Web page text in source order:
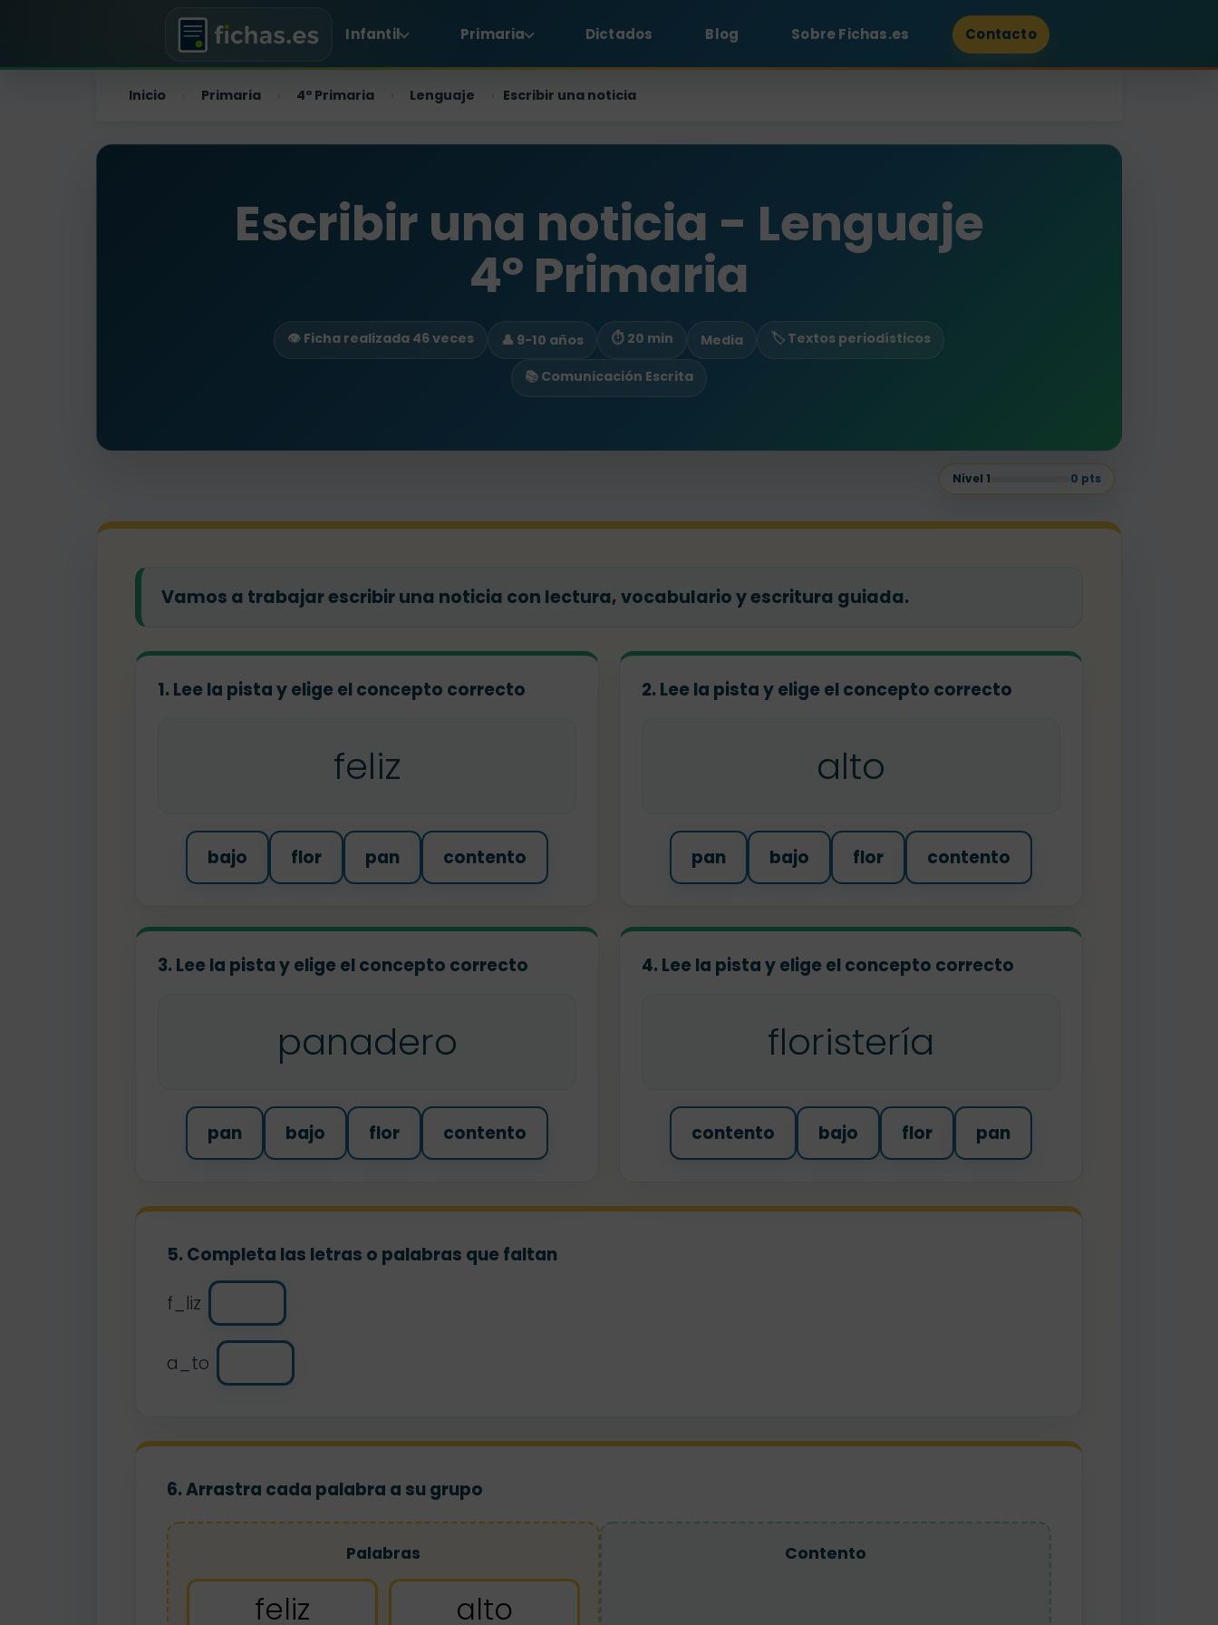
Infantil Primaria Dictados Blog Sobre Fichas.es Contacto
Inicio › Primaria › 4º Primaria › Lenguaje › Escribir una noticia
Escribir una noticia - Lenguaje
4º Primaria
👁️ Ficha realizada 46 veces 👤 9-10 años ⏱ 20 min Media 🏷️ Textos periodísticos
📚 Comunicación Escrita
Nivel 1 0 pts
Vamos a trabajar escribir una noticia con lectura, vocabulario y escritura guiada.
1. Lee la pista y elige el concepto correcto
feliz
bajo flor pan contento
2. Lee la pista y elige el concepto correcto
alto
pan bajo flor contento
3. Lee la pista y elige el concepto correcto
panadero
pan bajo flor contento
4. Lee la pista y elige el concepto correcto
floristería
contento bajo flor pan
5. Completa las letras o palabras que faltan
f_liz
a_to
6. Arrastra cada palabra a su grupo
Palabras
feliz
alto
Contento